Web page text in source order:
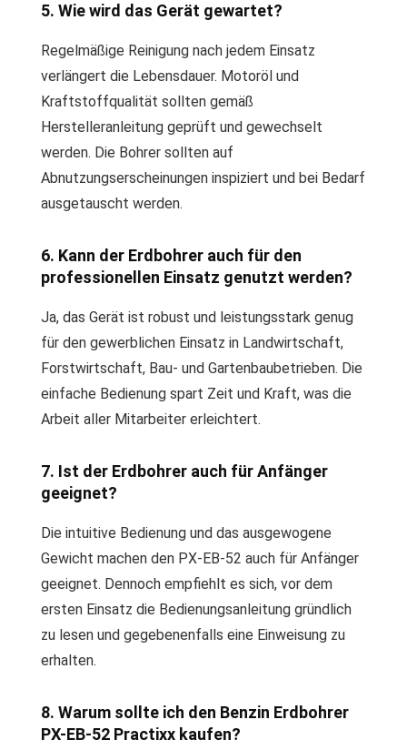
5. Wie wird das Gerät gewartet?
Regelmäßige Reinigung nach jedem Einsatz
verlängert die Lebensdauer. Motoröl und
Kraftstoffqualität sollten gemäß
Herstelleranleitung geprüft und gewechselt
werden. Die Bohrer sollten auf
Abnutzungserscheinungen inspiziert und bei Bedarf
ausgetauscht werden.
6. Kann der Erdbohrer auch für den
professionellen Einsatz genutzt werden?
Ja, das Gerät ist robust und leistungsstark genug
für den gewerblichen Einsatz in Landwirtschaft,
Forstwirtschaft, Bau- und Gartenbaubetrieben. Die
einfache Bedienung spart Zeit und Kraft, was die
Arbeit aller Mitarbeiter erleichtert.
7. Ist der Erdbohrer auch für Anfänger
geeignet?
Die intuitive Bedienung und das ausgewogene
Gewicht machen den PX-EB-52 auch für Anfänger
geeignet. Dennoch empfiehlt es sich, vor dem
ersten Einsatz die Bedienungsanleitung gründlich
zu lesen und gegebenenfalls eine Einweisung zu
erhalten.
8. Warum sollte ich den Benzin Erdbohrer
PX-EB-52 Practixx kaufen?